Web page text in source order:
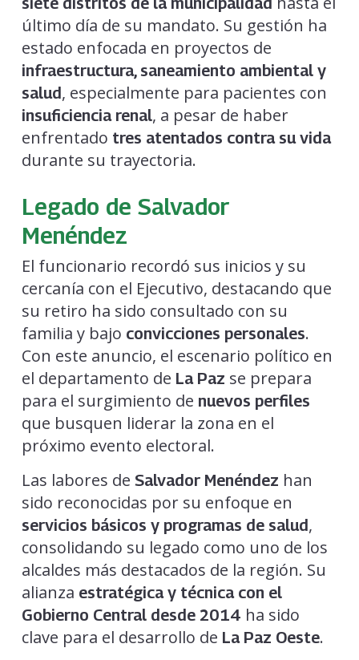
último día de su mandato. Su gestión ha
estado enfocada en proyectos de
infraestructura, saneamiento ambiental y
salud, especialmente para pacientes con
insuficiencia renal, a pesar de haber
enfrentado tres atentados contra su vida
durante su trayectoria.
Legado de Salvador
Menéndez
El funcionario recordó sus inicios y su
cercanía con el Ejecutivo, destacando que
su retiro ha sido consultado con su
familia y bajo convicciones personales.
Con este anuncio, el escenario político en
el departamento de La Paz se prepara
para el surgimiento de nuevos perfiles
que busquen liderar la zona en el
próximo evento electoral.
Las labores de Salvador Menéndez han
sido reconocidas por su enfoque en
servicios básicos y programas de salud,
consolidando su legado como uno de los
alcaldes más destacados de la región. Su
alianza estratégica y técnica con el
Gobierno Central desde 2014 ha sido
clave para el desarrollo de La Paz Oeste.